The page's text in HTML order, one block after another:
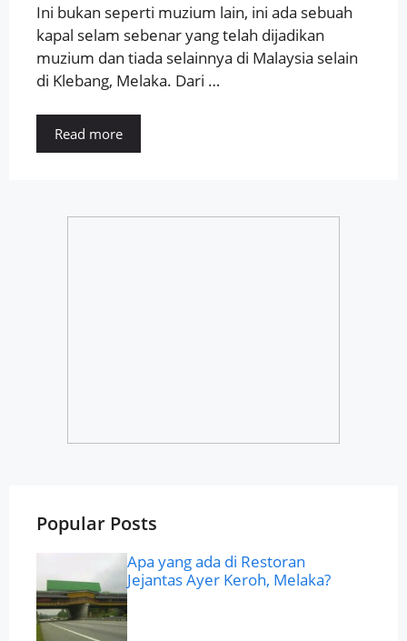
Ini bukan seperti muzium lain, ini ada sebuah
kapal selam sebenar yang telah dijadikan
muzium dan tiada selainnya di Malaysia selain
di Klebang, Melaka. Dari …
Read more
Popular Posts
Apa yang ada di Restoran
Jejantas Ayer Keroh, Melaka?